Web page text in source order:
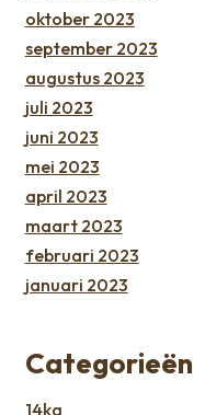
oktober 2023
september 2023
augustus 2023
juli 2023
juni 2023
mei 2023
april 2023
maart 2023
februari 2023
januari 2023
Categorieën
14kg